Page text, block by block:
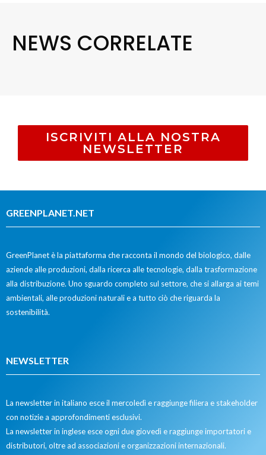
NEWS CORRELATE
ISCRIVITI ALLA NOSTRA
NEWSLETTER
GREENPLANET.NET
GreenPlanet è la piattaforma che racconta il mondo del biologico, dalle
aziende alle produzioni, dalla ricerca alle tecnologie, dalla trasformazione
alla distribuzione. Uno sguardo completo sul settore, che si allarga ai temi
ambientali, alle produzioni naturali e a tutto ciò che riguarda la
sostenibilità.
NEWSLETTER
La newsletter in italiano esce il mercoledì e raggiunge filiera e stakeholder
con notizie a approfondimenti esclusivi.
La newsletter in inglese esce ogni due giovedì e raggiunge importatori e
distributori, oltre ad associazioni e organizzazioni internazionali.